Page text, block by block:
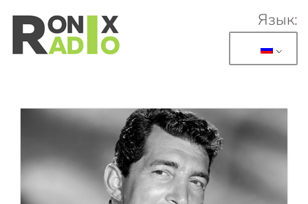
Перейти к основному содержанию
Язык: